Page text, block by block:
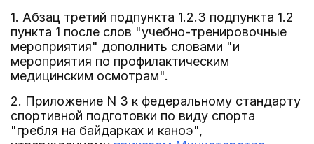
1. Абзац третий подпункта 1.2.3 подпункта 1.2
пункта 1 после слов "учебно-тренировочные
мероприятия" дополнить словами "и
мероприятия по профилактическим
медицинским осмотрам".
2. Приложение N 3 к федеральному стандарту
спортивной подготовки по виду спорта
"гребля на байдарках и каноэ",